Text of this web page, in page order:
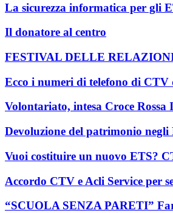
La sicurezza informatica per gli
Il donatore al centro
FESTIVAL DELLE
Ecco i numeri di telefono di CTV
Volontariato, intesa Croce Rossa
Devoluzione del patrimonio
Vuoi costituire un nuovo ETS?
Accordo CTV e Acli Service per
“SCUOLA SENZA PARETI”